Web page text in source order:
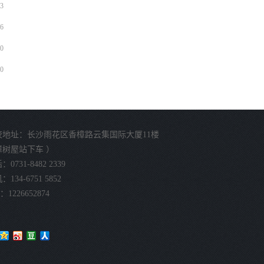
地址：长沙雨花区香樟路云集国际大厦11楼
屋站下车 ）
0731-8482 2339
134-6751 5852
1226652874